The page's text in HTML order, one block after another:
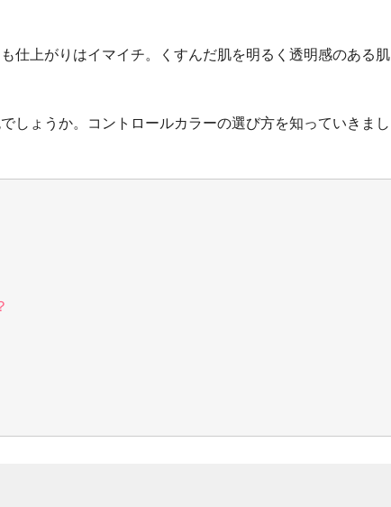
仕上がりはイマイチ。くすんだ肌を明るく透明感のある肌
しょうか。コントロールカラーの選び方を知っていきまし